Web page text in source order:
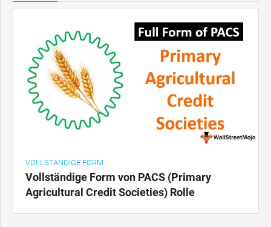
VOLLSTÄNDIGE FORM
Vollständige Form von PACS (Primary
Agricultural Credit Societies) Rolle